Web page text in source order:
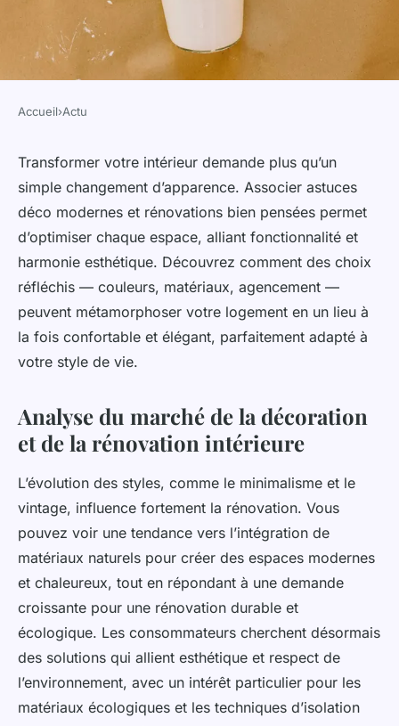
Transformez votre intérieur :
astuces déco et rénovation
efficaces
Eliott•4 décembre 2025 •5 min de lecture
Accueil›Actu
Transformer votre intérieur demande plus qu’un
simple changement d’apparence. Associer astuces
déco modernes et rénovations bien pensées permet
d’optimiser chaque espace, alliant fonctionnalité et
harmonie esthétique. Découvrez comment des choix
réfléchis — couleurs, matériaux, agencement —
peuvent métamorphoser votre logement en un lieu à
la fois confortable et élégant, parfaitement adapté à
votre style de vie.
Analyse du marché de la décoration
et de la rénovation intérieure
L’évolution des styles, comme le minimalisme et le
vintage, influence fortement la rénovation. Vous
pouvez voir une tendance vers l’intégration de
matériaux naturels pour créer des espaces modernes
et chaleureux, tout en répondant à une demande
croissante pour une rénovation durable et
écologique. Les consommateurs cherchent désormais
des solutions qui allient esthétique et respect de
l’environnement, avec un intérêt particulier pour les
matériaux écologiques et les techniques d’isolation